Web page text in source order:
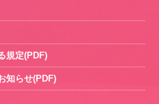
規定(PDF)
知らせ(PDF)